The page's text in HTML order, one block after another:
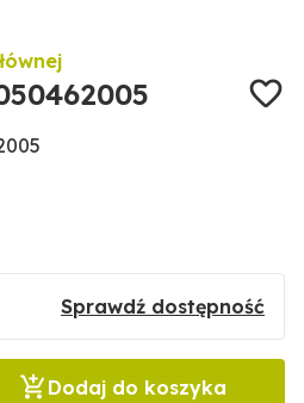
Sprawdź dostępność
Dodaj do koszyka